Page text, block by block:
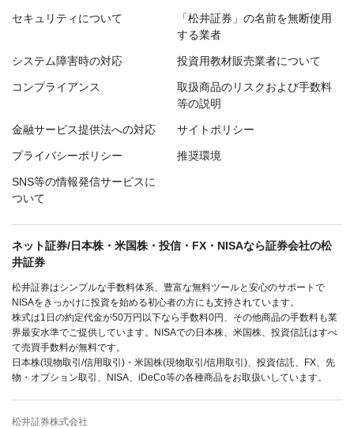
セキュリティについて
「松井証券」の名前を無断使用
する業者
システム障害時の対応 投資用教材販売業者について
コンプライアンス
取扱商品のリスクおよび手数料
等の説明
金融サービス提供法への対応 サイトポリシー
プライバシーポリシー 推奨環境
SNS等の情報発信サービスに
ついて
ネット証券/日本株・米国株・投信・FX・NISAなら証券会社の松
井証券
松井証券はシンプルな手数料体系、豊富な無料ツールと安心のサポートで
NISAをきっかけに投資を始める初心者の方にも支持されています。
株式は1日の約定代金が50万円以下なら手数料0円、その他商品の手数料も業
界最安水準でご提供しています。NISAでの日本株、米国株、投資信託はすべ
て売買手数料が無料です。
日本株(現物取引/信用取引)・米国株(現物取引/信用取引)、投資信託、FX、先
物・オプション取引、NISA、iDeCo等の各種商品をお取扱いしています。
松井証券株式会社